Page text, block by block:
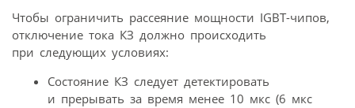
Чтобы ограничить рассеяние мощности IGBT-чипов,
отключение тока КЗ должно происходить
при следующих условиях:
Состояние КЗ следует детектировать
и прерывать за время менее 10 мкс (6 мкс